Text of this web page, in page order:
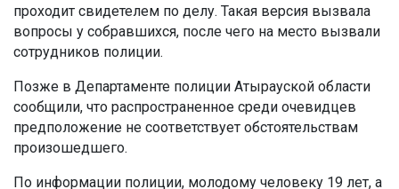
проходит свидетелем по делу. Такая версия вызвала
вопросы у собравшихся, после чего на место вызвали
сотрудников полиции.
Позже в Департаменте полиции Атырауской области
сообщили, что распространенное среди очевидцев
предположение не соответствует обстоятельствам
произошедшего.
По информации полиции, молодому человеку 19 лет, а